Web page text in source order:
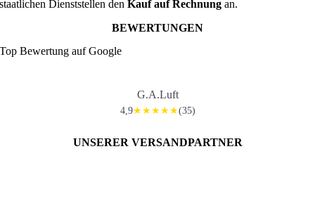
staatlichen Dienststellen denKauf auf Rechnung an.
BEWERTUNGEN
Top Bewertung auf Google
G.A.Luft
4,9★★★★★(35)
UNSERER VERSANDPARTNER